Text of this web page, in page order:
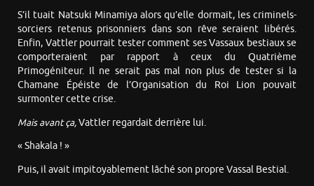
S’il tuait Natsuki Minamiya alors qu’elle dormait, les criminels-
sorciers retenus prisonniers dans son rêve seraient libérés.
Enfin, Vattler pourrait tester comment ses Vassaux bestiaux se
comporteraient par rapport à ceux du Quatrième
Primogéniteur. Il ne serait pas mal non plus de tester si la
Chamane Épéiste de l’Organisation du Roi Lion pouvait
surmonter cette crise.
Mais avant ça,Vattler regardait derrière lui.
« Shakala ! »
Puis, il avait impitoyablement lâché son propre Vassal Bestial.